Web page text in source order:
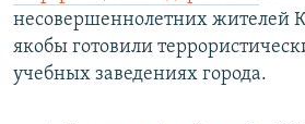
несовершеннолетних жителей
якобы готовили
учебных заведениях города.